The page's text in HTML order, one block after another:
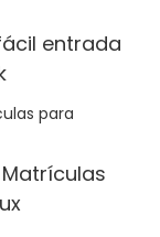
entrada